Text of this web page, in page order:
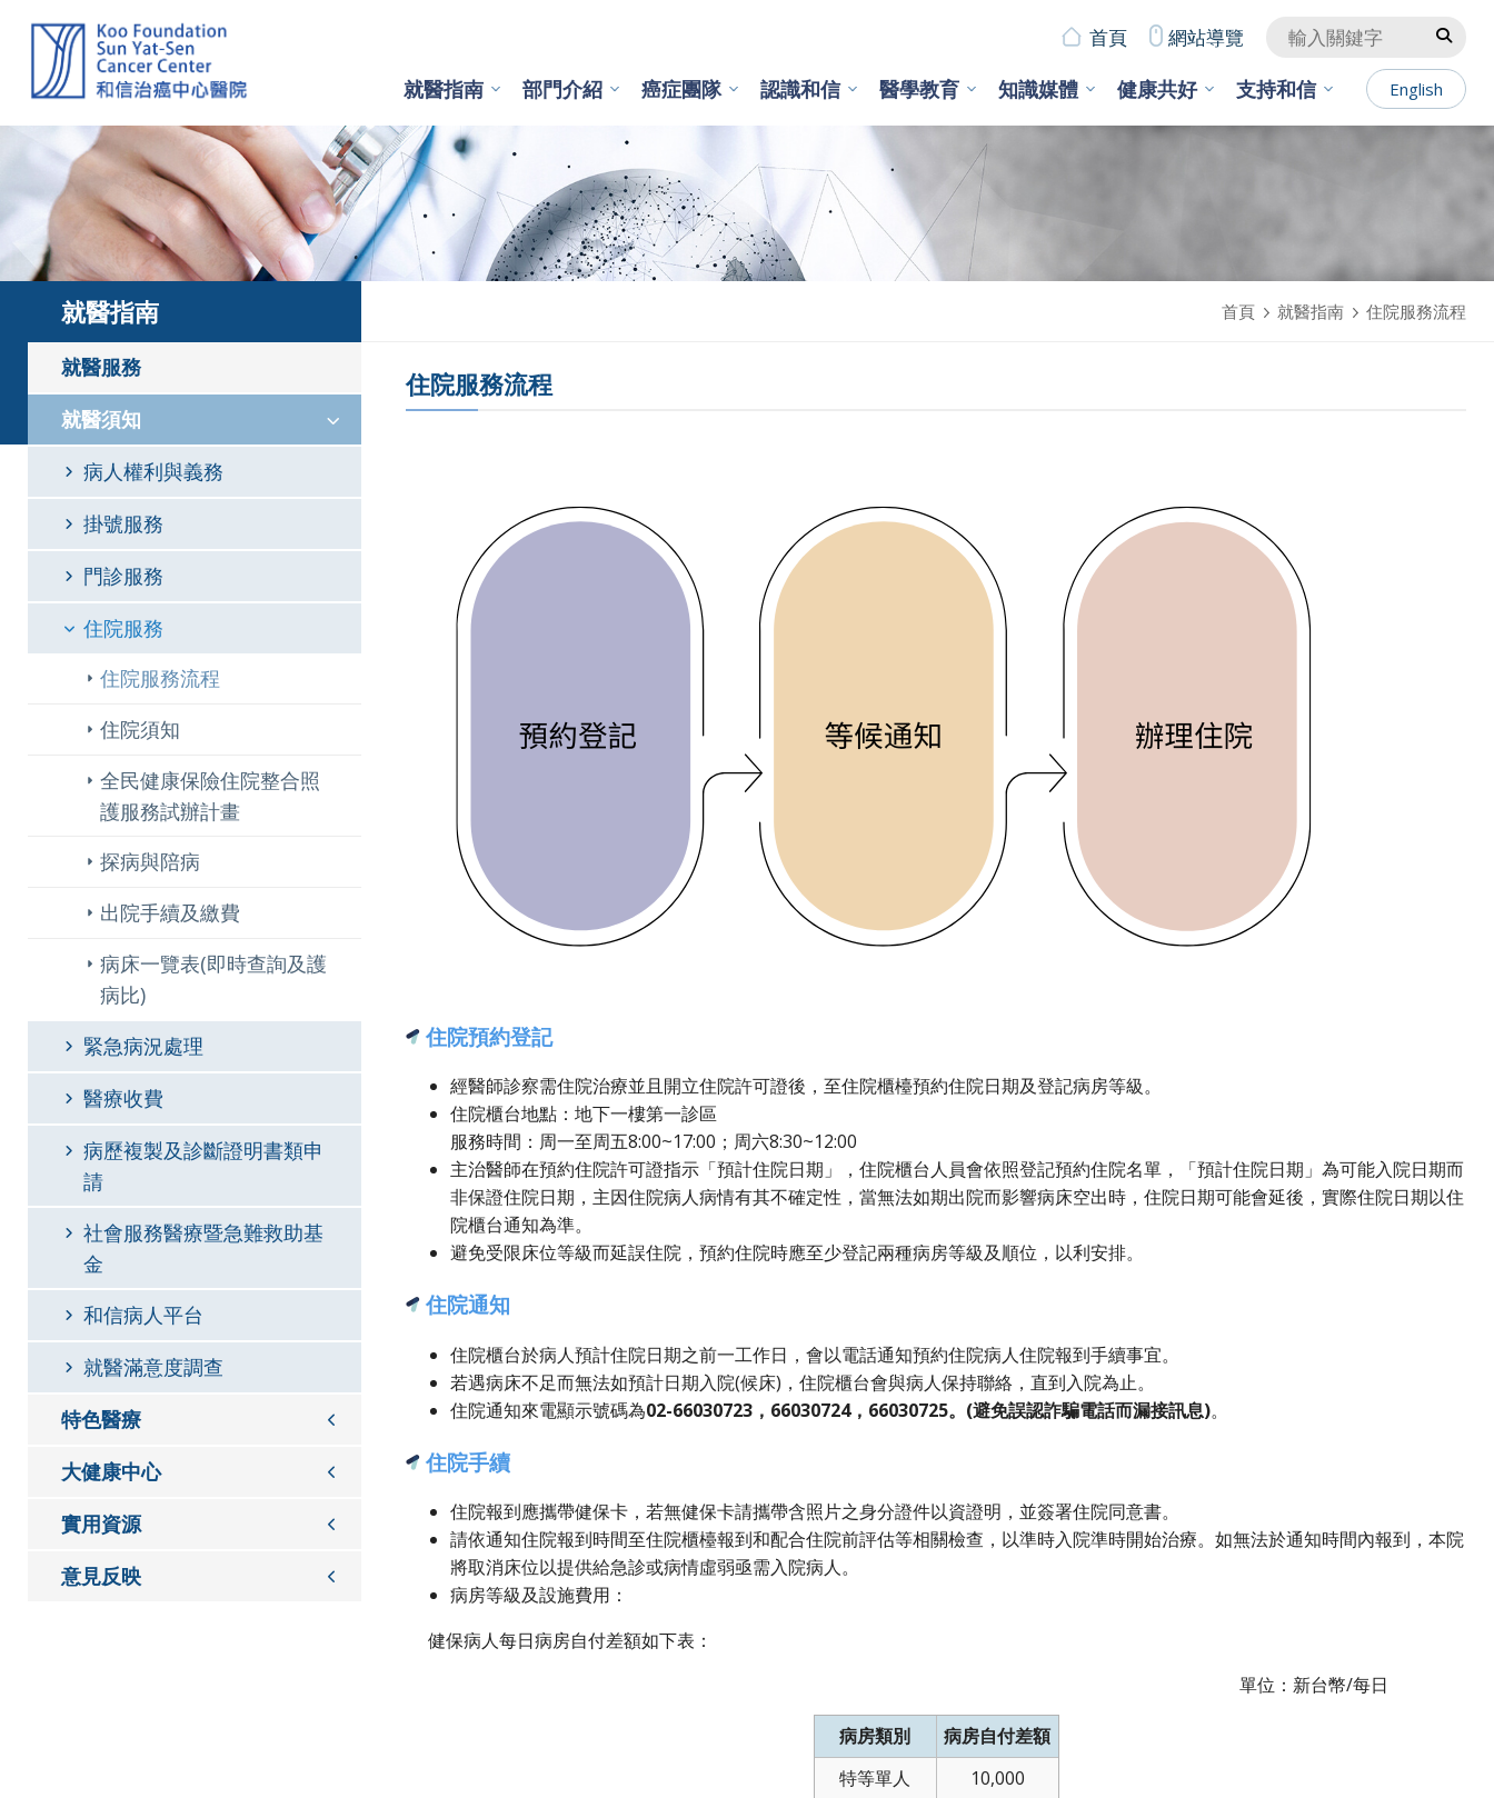
首頁 網站導覽
就醫指南 部門介紹 癌症團隊 認識和信 醫學教育 知識媒體 健康共好 支持和信 English
就醫指南 首頁 就醫指南 住院服務流程
就醫服務
就醫須知
病人權利與義務
掛號服務
門診服務
住院服務
住院服務流程
住院須知
全民健康保險住院整合照
護服務試辦計畫
探病與陪病
出院手續及繳費
病床一覽表(即時查詢及護
病比)
緊急病況處理
醫療收費
病歷複製及診斷證明書類申
請
社會服務醫療暨急難救助基
金
和信病人平台
就醫滿意度調查
特色醫療
大健康中心
實用資源
意見反映
住院服務流程
住院預約登記
經醫師診察需住院治療並且開立住院許可證後，至住院櫃檯預約住院日期及登記病房等級。
住院櫃台地點：地下一樓第一診區
服務時間：周一至周五8:00~17:00；周六8:30~12:00
主治醫師在預約住院許可證指示「預計住院日期」，住院櫃台人員會依照登記預約住院名單，「預計住院日期」為可能入院日期而
非保證住院日期，主因住院病人病情有其不確定性，當無法如期出院而影響病床空出時，住院日期可能會延後，實際住院日期以住
院櫃台通知為準。
避免受限床位等級而延誤住院，預約住院時應至少登記兩種病房等級及順位，以利安排。
住院通知
住院櫃台於病人預計住院日期之前一工作日，會以電話通知預約住院病人住院報到手續事宜。
若遇病床不足而無法如預計日期入院(候床)，住院櫃台會與病人保持聯絡，直到入院為止。
住院通知來電顯示號碼為02-66030723，66030724，66030725。(避免誤認詐騙電話而漏接訊息)。
住院手續
住院報到應攜帶健保卡，若無健保卡請攜帶含照片之身分證件以資證明，並簽署住院同意書。
請依通知住院報到時間至住院櫃檯報到和配合住院前評估等相關檢查，以準時入院準時開始治療。如無法於通知時間內報到，本院
將取消床位以提供給急診或病情虛弱亟需入院病人。
病房等級及設施費用：
健保病人每日病房自付差額如下表：
單位：新台幣/每日
病房類別
病房自付差額
特等單人
10,000